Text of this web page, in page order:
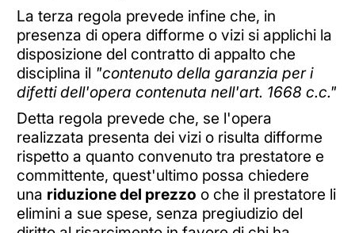
La terza regola prevede infine che, in
presenza di opera difforme o vizi si applichi la
disposizione del contratto di appalto che
disciplina il "contenuto della garanzia per i
difetti dell'opera contenuta nell'art. 1668 c.c."
Detta regola prevede che, se l'opera
realizzata presenta dei vizi o risulta difforme
rispetto a quanto convenuto tra prestatore e
committente, quest'ultimo possa chiedere
una riduzione del prezzo o che il prestatore li
elimini a sue spese, senza pregiudizio del